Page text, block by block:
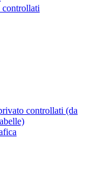
controllati (da